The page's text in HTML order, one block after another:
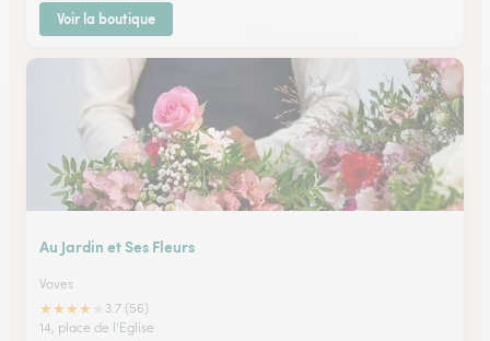
Voir la boutique
Au Jardin et Ses Fleurs
Voves
★★★★
3.7 (56)
14, place de l'Eglise